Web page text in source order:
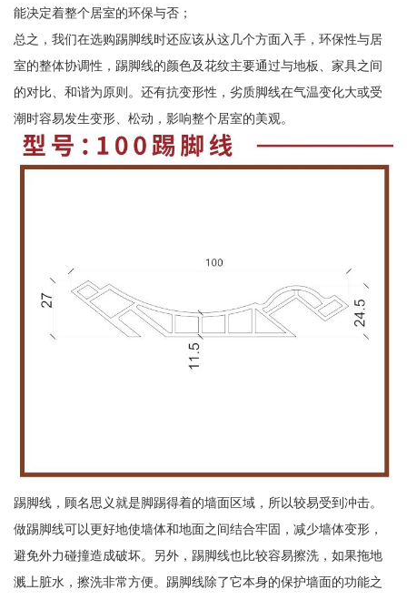
能决定着整个居室的环保与否；
总之，我们在选购踢脚线时还应该从这几个方面入手，环保性与居
室的整体协调性，踢脚线的颜色及花纹主要通过与地板、家具之间
的对比、和谐为原则。还有抗变形性，劣质脚线在气温变化大或受
潮时容易发生变形、松动，影响整个居室的美观。
踢脚线，顾名思义就是脚踢得着的墙面区域，所以较易受到冲击。
做踢脚线可以更好地使墙体和地面之间结合牢固，减少墙体变形，
避免外力碰撞造成破坏。另外，踢脚线也比较容易擦洗，如果拖地
溅上脏水，擦洗非常方便。踢脚线除了它本身的保护墙面的功能之